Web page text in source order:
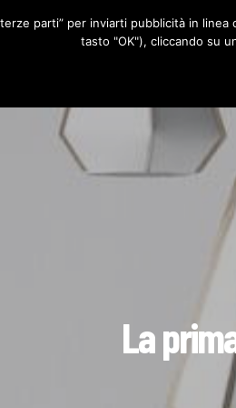
RUBRICHE
La
parti” per inviarti pubblicità in
tasto "OK"), cliccando su